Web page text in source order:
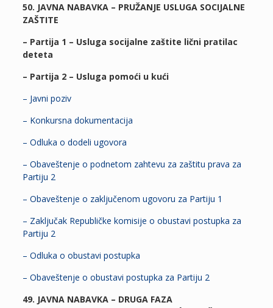
50. JAVNA NABAVKA – PRUŽANJE USLUGA SOCIJALNE
ZAŠTITE
– Partija 1 – Usluga socijalne zaštite lični pratilac
deteta
– Partija 2 – Usluga pomoći u kući
– Javni poziv
– Konkursna dokumentacija
– Odluka o dodeli ugovora
– Obaveštenje o podnetom zahtevu za zaštitu prava za
Partiju 2
– Obaveštenje o zaključenom ugovoru za Partiju 1
– Zaključak Republičke komisije o obustavi postupka za
Partiju 2
– Odluka o obustavi postupka
– Obaveštenje o obustavi postupka za Partiju 2
49. JAVNA NABAVKA – DRUGA FAZA